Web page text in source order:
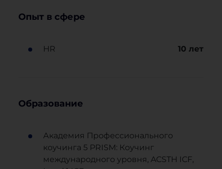
Опыт в сфере
HR 10 лет
Образование
Академия Профессионального
коучинга 5 PRISM: Коучинг
международного уровня, ACSTH ICF,